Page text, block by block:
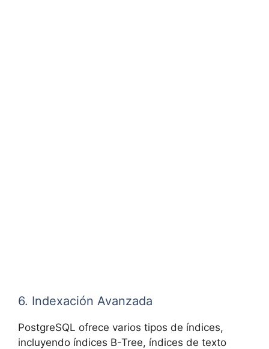
6. Indexación Avanzada
PostgreSQL ofrece varios tipos de índices,
incluyendo índices B-Tree, índices de texto